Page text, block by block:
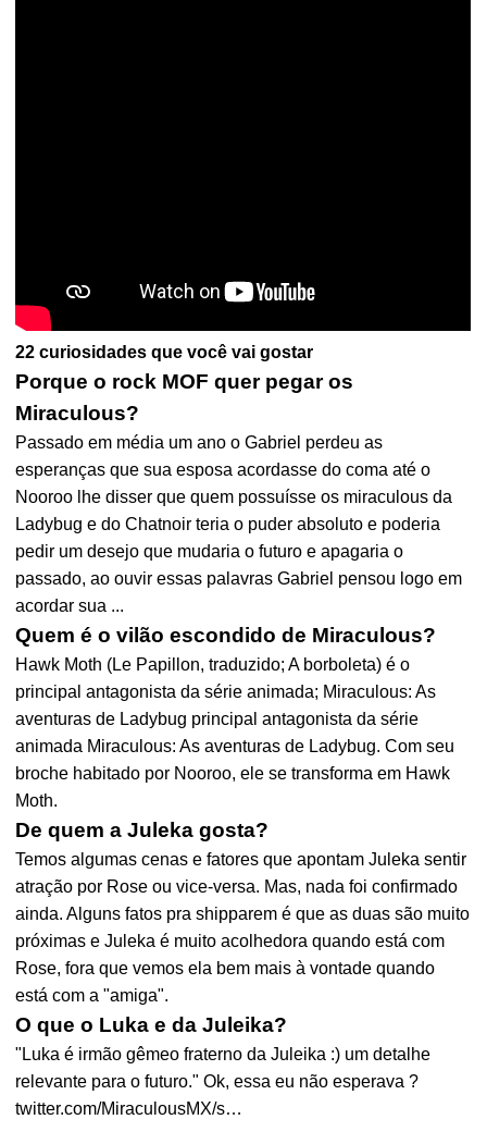
22 curiosidades que você vai gostar
Porque o rock MOF quer pegar os
Miraculous?
Passado em média um ano o Gabriel perdeu as
esperanças que sua esposa acordasse do coma até o
Nooroo lhe disser que quem possuísse os miraculous da
Ladybug e do Chatnoir teria o puder absoluto e poderia
pedir um desejo que mudaria o futuro e apagaria o
passado, ao ouvir essas palavras Gabriel pensou logo em
acordar sua ...
Quem é o vilão escondido de Miraculous?
Hawk Moth (Le Papillon, traduzido; A borboleta) é o
principal antagonista da série animada; Miraculous: As
aventuras de Ladybug principal antagonista da série
animada Miraculous: As aventuras de Ladybug. Com seu
broche habitado por Nooroo, ele se transforma em Hawk
Moth.
De quem a Juleka gosta?
Temos algumas cenas e fatores que apontam Juleka sentir
atração por Rose ou vice-versa. Mas, nada foi confirmado
ainda. Alguns fatos pra shipparem é que as duas são muito
próximas e Juleka é muito acolhedora quando está com
Rose, fora que vemos ela bem mais à vontade quando
está com a "amiga".
O que o Luka e da Juleika?
"Luka é irmão gêmeo fraterno da Juleika :) um detalhe
relevante para o futuro." Ok, essa eu não esperava ?
twitter.com/MiraculousMX/s…